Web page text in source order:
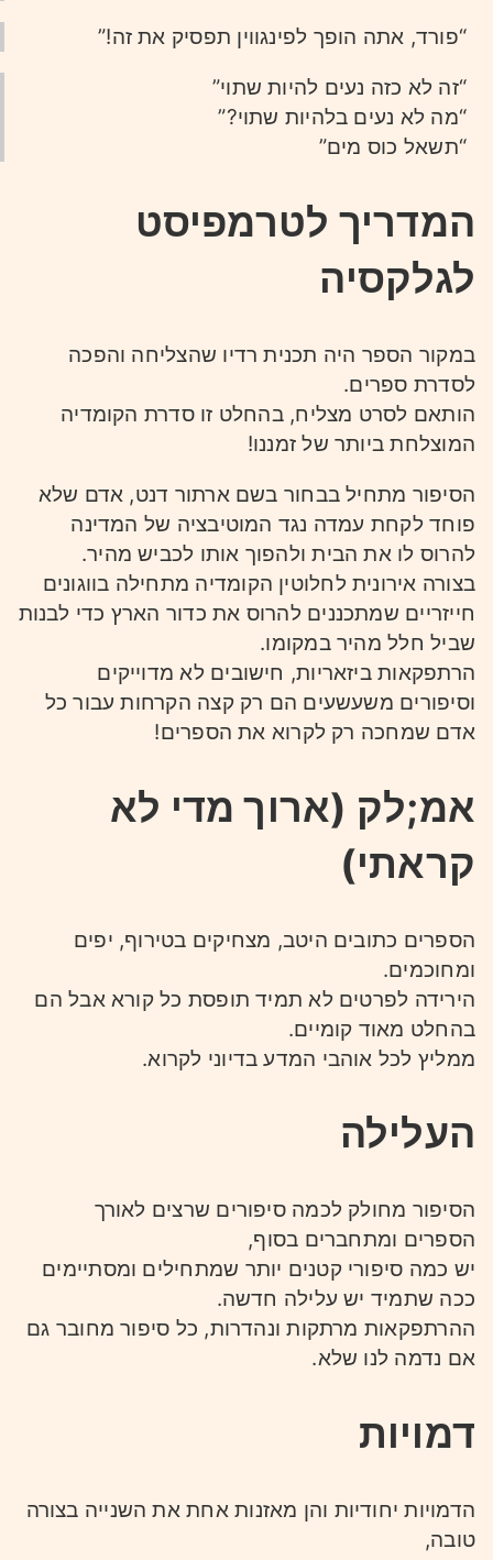
“פורד, אתה הופך לפינגווין תפסיק את זה!”
“זה לא כזה נעים להיות שתוי”
“מה לא נעים בלהיות שתוי?”
“תשאל כוס מים”
המדריך לטרמפיסט
לגלקסיה
במקור הספר היה תכנית רדיו שהצליחה והפכה
לסדרת ספרים.
הותאם לסרט מצליח, בהחלט זו סדרת הקומדיה
המוצלחת ביותר של זמננו!
הסיפור מתחיל בבחור בשם ארתור דנט, אדם שלא
פוחד לקחת עמדה נגד המוטיבציה של המדינה
להרוס לו את הבית ולהפוך אותו לכביש מהיר.
בצורה אירונית לחלוטין הקומדיה מתחילה בווגונים
חייזריים שמתכננים להרוס את כדור הארץ כדי לבנות
שביל חלל מהיר במקומו.
הרתפקאות ביזאריות, חישובים לא מדוייקים
וסיפורים משעשעים הם רק קצה הקרחות עבור כל
אדם שמחכה רק לקרוא את הספרים!
אמ;לק (ארוך מדי לא
קראתי)
הספרים כתובים היטב, מצחיקים בטירוף, יפים
ומחוכמים.
הירידה לפרטים לא תמיד תופסת כל קורא אבל הם
בהחלט מאוד קומיים.
ממליץ לכל אוהבי המדע בדיוני לקרוא.
העלילה
הסיפור מחולק לכמה סיפורים שרצים לאורך
הספרים ומתחברים בסוף,
יש כמה סיפורי קטנים יותר שמתחילים ומסתיימים
ככה שתמיד יש עלילה חדשה.
ההרתפקאות מרתקות ונהדרות, כל סיפור מחובר גם
אם נדמה לנו שלא.
דמויות
הדמויות יחודיות והן מאזנות אחת את השנייה בצורה
טובה,